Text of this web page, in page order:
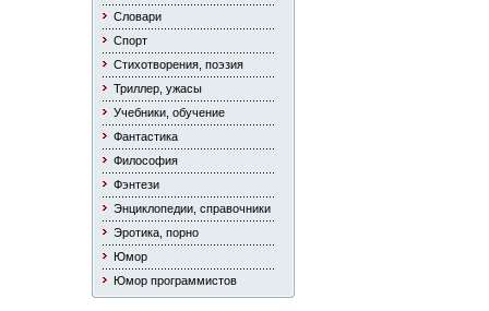
Словари
Спорт
Стихотворения, поэзия
Триллер, ужасы
Учебники, обучение
Фантастика
Философия
Фэнтези
Энциклопедии, справочники
Эротика, порно
Юмор
Юмор программистов